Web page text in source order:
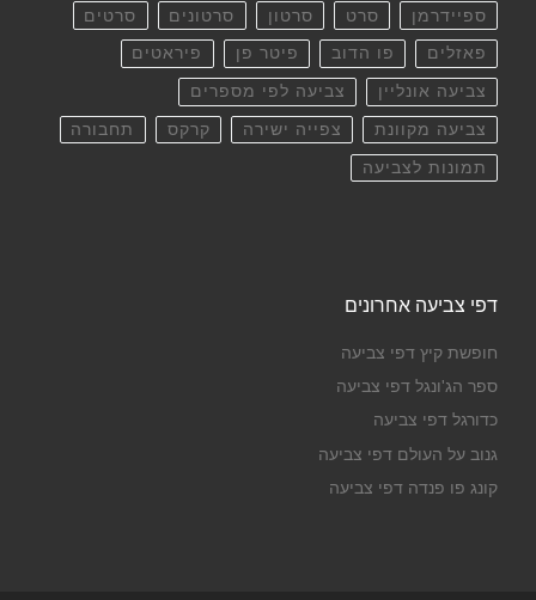
ספיידרמן סרט סרטון סרטונים סרטים
פאזלים פו הדוב פיטר פן פיראטים
צביעה אונליין צביעה לפי מספרים
צביעה מקוונת צפייה ישירה קרקס תחבורה
תמונות לצביעה
דפי צביעה אחרונים
חופשת קיץ דפי צביעה
ספר הג'ונגל דפי צביעה
כדורגל דפי צביעה
גנוב על העולם דפי צביעה
קונג פו פנדה דפי צביעה